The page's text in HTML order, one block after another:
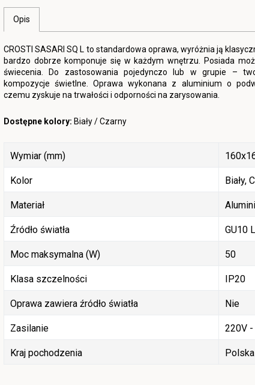
Opis
CROSTI SASARI SQ L to standardowa oprawa, wyróżnia ją
bardzo dobrze komponuje się w każdym wnętrzu. Posiada
świecenia. Do zastosowania pojedynczo lub w grupie –
kompozycje świetlne. Oprawa wykonana z aluminium o
czemu zyskuje na trwałości i odporności na zarysowania.
Dostępne kolory: Biały / Czarny
Wymiar (mm)
Kolor Biały,
Materiał
Źródło światła GU10
Moc maksymalna (W) 50
Klasa szczelności IP20
Oprawa zawiera źródło światła Nie
Zasilanie 220V
Kraj pochodzenia Polska